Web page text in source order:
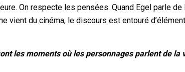
On respecte les pensées. Quand Egel parle
vient du cinéma, le discours est entouré
les moments où les personnages parlent de